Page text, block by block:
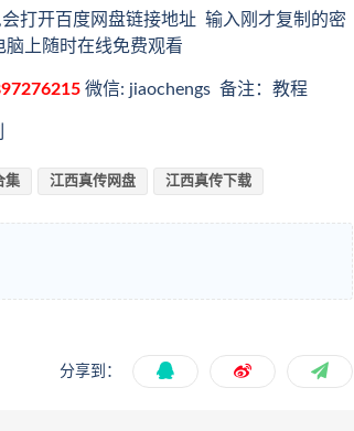
打开百度网盘链接地址 输入刚才复制的密
上随时在线免费观看
微信: jiaochengs 备注：教程
集 江西真传网盘 江西真传下载
分享到：